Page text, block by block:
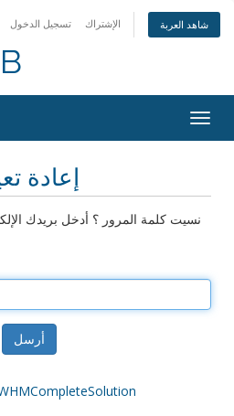
تسجيل الدخول الإشتراك شاهد العربة
إعادة
نسيت كلمة المرور ؟ أدخل بريدك
أرسل